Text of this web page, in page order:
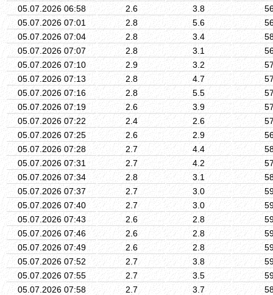
05.07.2026 06:58
2.6 3.8
05.07.2026 07:01
2.8 5.6
05.07.2026 07:04
2.8 3.4
05.07.2026 07:07
2.8 3.1
05.07.2026 07:10
2.9 3.2
05.07.2026 07:13
2.8 4.7
05.07.2026 07:16
2.8 5.5
05.07.2026 07:19
2.6 3.9
05.07.2026 07:22
2.4 2.6
05.07.2026 07:25
2.6 2.9
05.07.2026 07:28
2.7 4.4
05.07.2026 07:31
2.7 4.2
05.07.2026 07:34
2.8 3.1
05.07.2026 07:37
2.7 3.0
05.07.2026 07:40
2.7 3.0
05.07.2026 07:43
2.6 2.8
05.07.2026 07:46
2.6 2.8
05.07.2026 07:49
2.6 2.8
05.07.2026 07:52
2.7 3.8
05.07.2026 07:55
2.7 3.5
05.07.2026 07:58
2.7 3.7